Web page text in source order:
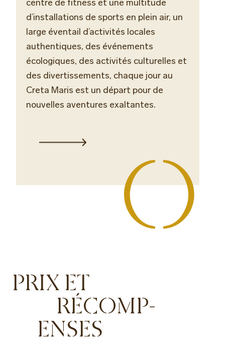
centre de fitness et une multitude
d’installations de sports en plein air, un
large éventail d’activités locales
authentiques, des événements
écologiques, des activités culturelles et
des divertissements, chaque jour au
Creta Maris est un départ pour de
nouvelles aventures exaltantes.
PRIX ET
RÉCOMP-
ENSES